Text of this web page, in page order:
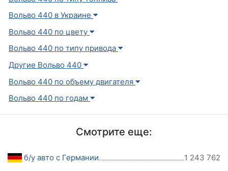
Вольво 440 в Украине
Вольво 440 по цвету
Вольво 440 по типу привода
Другие Вольво 440
Вольво 440 по объему двигателя
Вольво 440 по годам
Смотрите еще:
б/у авто с Германии 1 243 762